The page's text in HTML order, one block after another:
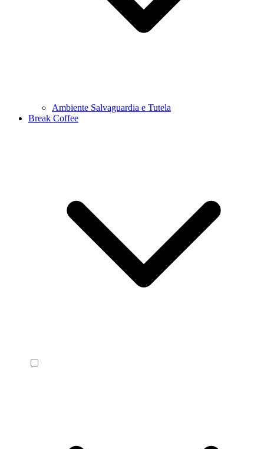
Ambiente Salvaguardia e Tutela
Break Coffee